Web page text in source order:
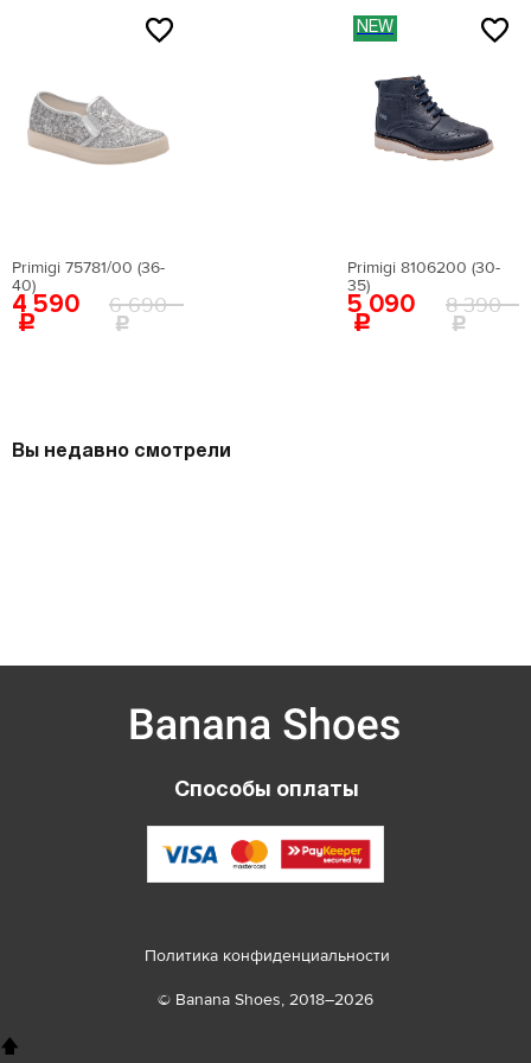
Primigi 75781/00 (36-
40)
4 590 6 690
NEW
Primigi 8106200 (30-
35)
5 090 8 390
Вы недавно смотрели
Способы оплаты
© Banana Shoes, 2018–2026
Политика конфиденциальности
🡅